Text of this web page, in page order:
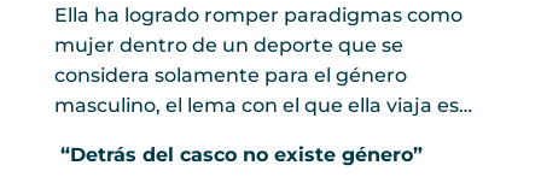
Ella ha logrado romper paradigmas como
mujer dentro de un deporte que se
considera solamente para el género
masculino, el lema con el que ella viaja es…
“Detrás del casco no existe género”